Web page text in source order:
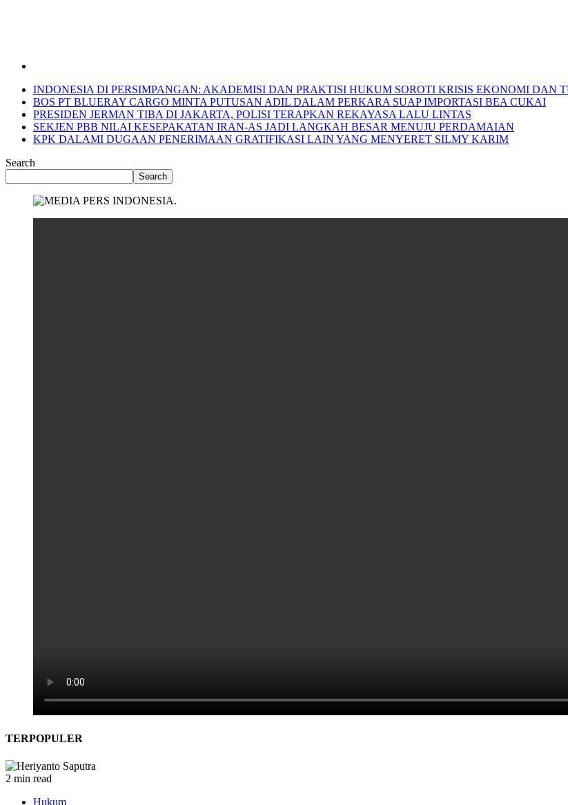
INDONESIA DI PERSIMPANGAN: AKADEMISI DAN PRAKTISI HUKUM SOROTI KRISIS EKONOMI DAN
BOS PT BLUERAY CARGO MINTA PUTUSAN ADIL DALAM PERKARA SUAP IMPORTASI BEA CUKAI
PRESIDEN JERMAN TIBA DI JAKARTA, POLISI TERAPKAN REKAYASA LALU LINTAS
SEKJEN PBB NILAI KESEPAKATAN IRAN-AS JADI LANGKAH BESAR MENUJU PERDAMAIAN
KPK DALAMI DUGAAN PENERIMAAN GRATIFIKASI LAIN YANG MENYERET SILMY KARIM
Search
Search
TERPOPULER
2 min read
Hukum